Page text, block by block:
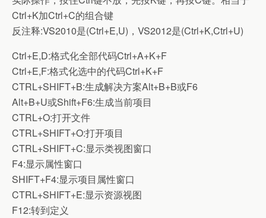
Ctrl+K加Ctrl+C的组合键
反注释:VS2010是(Ctrl+E,U)，VS2012是(Ctrl+K,Ctrl+U)
Ctrl+E,D:格式化全部代码Ctrl+A+K+F
Ctrl+E,F:格式化选中的代码Ctrl+K+F
CTRL+SHIFT+B:生成解决方案Alt+B+B或F6
Alt+B+U或Shift+F6:生成当前项目
CTRL+O:打开文件
CTRL+SHIFT+O:打开项目
CTRL+SHIFT+C:显示类视图窗口
F4:显示属性窗口
SHIFT+F4:显示项目属性窗口
CTRL+SHIFT+E:显示资源视图
F12:转到定义